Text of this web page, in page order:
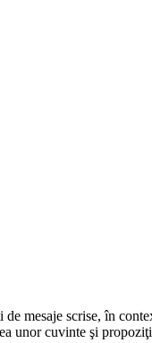
de mesaje scrise, în
unor cuvinte şi